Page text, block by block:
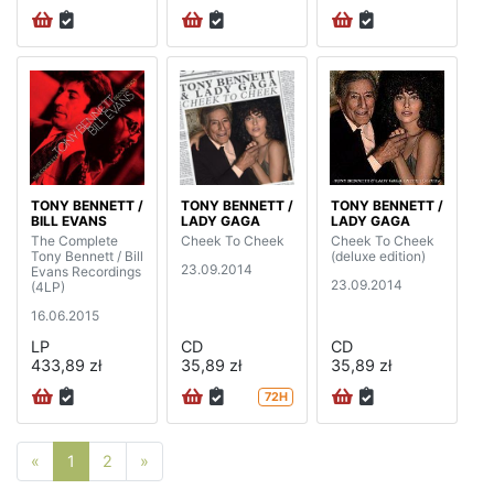
TONY BENNETT /
BILL EVANS
The Complete
Tony Bennett / Bill
Evans Recordings
(4LP)
16.06.2015
LP
433,89 zł
TONY BENNETT /
LADY GAGA
Cheek To Cheek
23.09.2014
CD
35,89 zł
72H
TONY BENNETT /
LADY GAGA
Cheek To Cheek
(deluxe edition)
23.09.2014
CD
35,89 zł
« Poprzednia strona
1 2 »